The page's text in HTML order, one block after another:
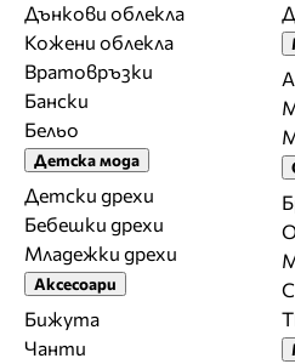
Дънкови облекла
Кожени облекла
Вратовръзки
Бански
Бельо
Детска мода
Детски дрехи
Бебешки дрехи
Младежки дрехи
Аксесоари
Бижута
Чанти